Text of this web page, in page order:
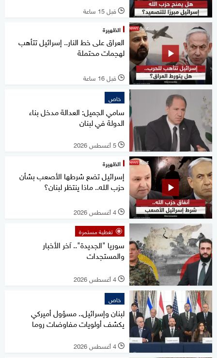
l قبل 15 ساعة
الظهيرة
العراق على خط النار.. إسرائيل تتأهب
لهجمات محتملة
l قبل 16 ساعة
خاص
سامي الجميل: العدالة مدخل بناء
الدولة في لبنان
l 5 أغسطس 2026
الظهيرة
إسرائيل تضع شرطها الأصعب بشأن
حزب الله.. ماذا ينتظر لبنان؟
l 4 أغسطس 2026
تغطية مستمرة
سوريا "الجديدة".. آخر الأخبار
والمستجدات
l 4 أغسطس 2026
خاص
لبنان وإسرائيل.. مسؤول أميركي
يكشف أولويات مفاوضات روما
l 4 أغسطس 2026